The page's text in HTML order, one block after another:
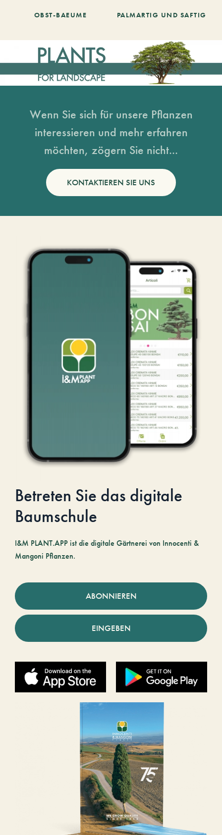
OBST-BAEUME PALMARTIG UND SAFTIG
Wenn Sie sich für unsere Pflanzen
interessieren und mehr erfahren
möchten, zögern Sie nicht...
KONTAKTIEREN SIE UNS
Betreten Sie das digitale
Baumschule
I&M PLANT.APP ist die digitale Gärtnerei von Innocenti &
Mangoni Pflanzen.
ABONNIEREN
EINGEBEN